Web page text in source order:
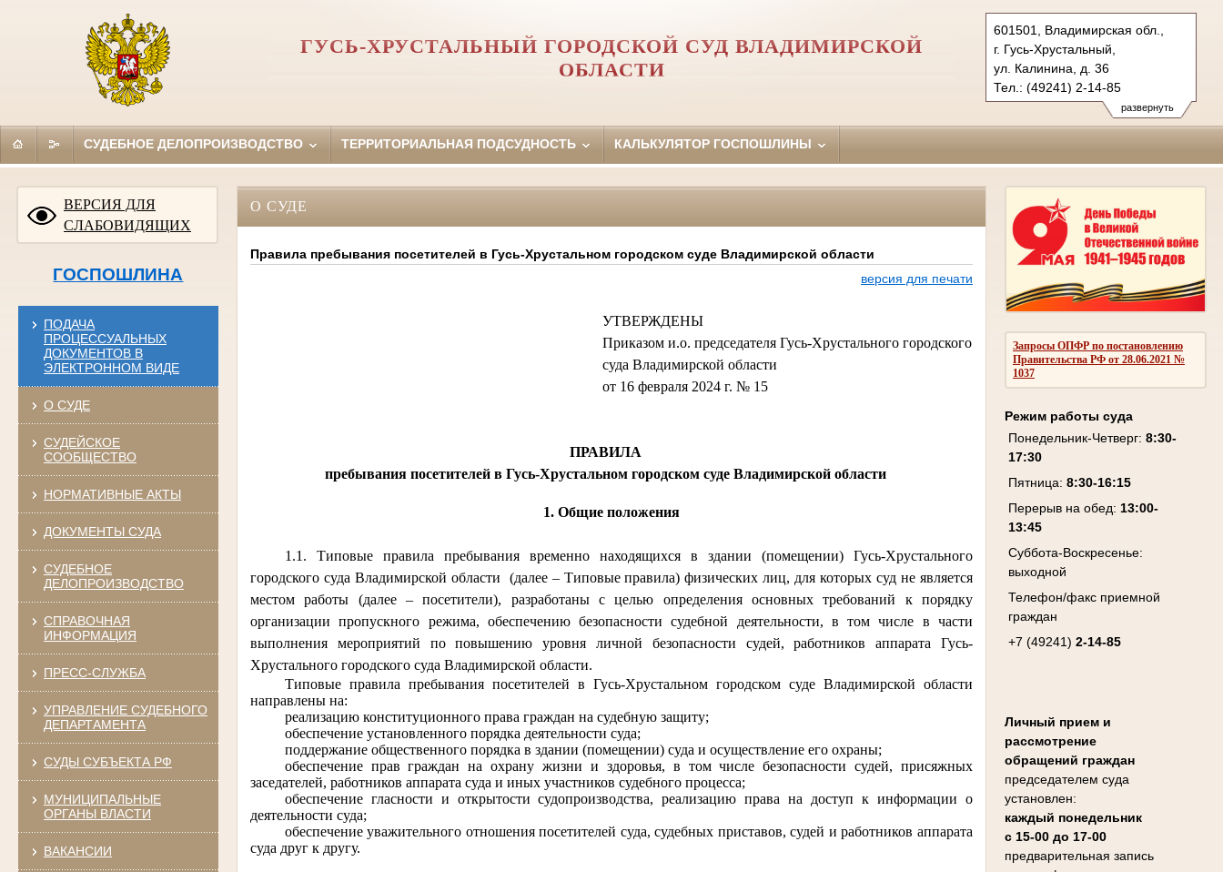
развернуть
601501, Владимирская обл.,
г. Гусь-Хрустальный,
ул. Калинина, д. 36
Тел.: (49241) 2-14-85
gus-hrustalsky.wld@sudrf.ru
ГУСЬ-ХРУСТАЛЬНЫЙ ГОРОДСКОЙ СУД ВЛАДИМИРСКОЙ
ОБЛАСТИ
СУДЕБНОЕ ДЕЛОПРОИЗВОДСТВО ТЕРРИТОРИАЛЬНАЯ ПОДСУДНОСТЬ КАЛЬКУЛЯТОР ГОСПОШЛИНЫ
ВЕРСИЯ ДЛЯ
СЛАБОВИДЯЩИХ
ГОСПОШЛИНА
ПОДАЧА
ПРОЦЕССУАЛЬНЫХ
ДОКУМЕНТОВ В
ЭЛЕКТРОННОМ ВИДЕ
О СУДЕ
СУДЕЙСКОЕ
СООБЩЕСТВО
НОРМАТИВНЫЕ АКТЫ
ДОКУМЕНТЫ СУДА
СУДЕБНОЕ
ДЕЛОПРОИЗВОДСТВО
СПРАВОЧНАЯ
ИНФОРМАЦИЯ
ПРЕСС-СЛУЖБА
УПРАВЛЕНИЕ СУДЕБНОГО
ДЕПАРТАМЕНТА
СУДЫ СУБЪЕКТА РФ
МУНИЦИПАЛЬНЫЕ
ОРГАНЫ ВЛАСТИ
ВАКАНСИИ
Запросы ОПФР по постановлению
Правительства РФ от 28.06.2021 №
1037
Режим работы суда
Понедельник-Четверг: 8:30-
17:30
Пятница: 8:30-16:15
Перерыв на обед: 13:00-
13:45
Суббота-Воскресенье:
выходной
Телефон/факс приемной
граждан
+7 (49241) 2-14-85
Личный прием и
рассмотрение
обращений граждан
председателем суда
установлен:
каждый понедельник
с 15-00 до 17-00
предварительная запись
О СУДЕ
Правила пребывания посетителей в Гусь-Хрустальном городском суде Владимирской области
версия для печати
УТВЕРЖДЕНЫ
Приказом и.о. председателя Гусь-Хрустального городского
суда Владимирской области
от 16 февраля 2024 г. № 15
ПРАВИЛА
пребывания посетителей в Гусь-Хрустальном городском суде Владимирской области
1. Общие положения
1.1. Типовые правила пребывания временно находящихся в здании (помещении) Гусь-Хрустального
городского суда Владимирской области
(далее – Типовые правила) физических лиц, для которых суд не является
местом работы (далее – посетители), разработаны с целью определения основных требований к порядку
организации пропускного режима, обеспечению безопасности судебной деятельности, в том числе в части
выполнения мероприятий по повышению уровня личной безопасности судей, работников аппарата Гусь-
Хрустального городского суда Владимирской области.
Типовые правила пребывания посетителей в Гусь-Хрустальном городском суде Владимирской области
направлены на:
реализацию конституционного права граждан на судебную защиту;
обеспечение установленного порядка деятельности суда;
поддержание общественного порядка в здании (помещении) суда и осуществление его охраны;
обеспечение прав граждан на охрану жизни и здоровья, в том числе безопасности судей, присяжных
заседателей, работников аппарата суда и иных участников судебного процесса;
обеспечение гласности и открытости судопроизводства, реализацию права на доступ к информации о
деятельности суда;
обеспечение уважительного отношения посетителей суда, судебных приставов, судей и работников аппарата
суда друг к другу.